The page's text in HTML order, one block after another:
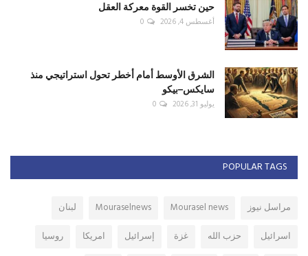
حين تخسر القوة معركة العقل
أغسطس 4, 2026 0
الشرق الأوسط أمام أخطر تحول استراتيجي منذ
سايكس–بيكو
يوليو 31, 2026 0
POPULAR TAGS
مراسل نيوز Mourasel news
Mouraselnews
لبنان
اسرائيل
حزب الله غزة إسرائيل امريكا
روسيا